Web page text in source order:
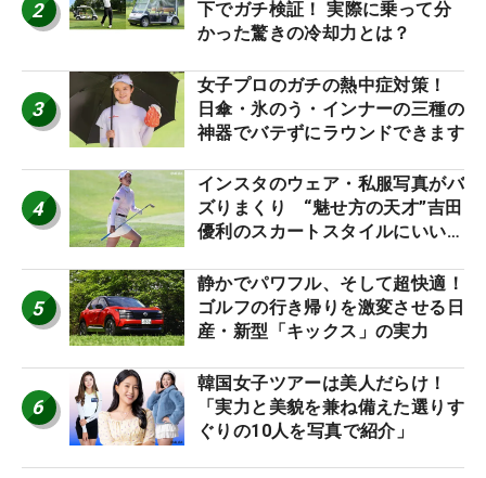
2
下でガチ検証！ 実際に乗って分
かった驚きの冷却力とは？
3
女子プロのガチの熱中症対策！
日傘・氷のう・インナーの三種の
神器でバテずにラウンドできます
4
インスタのウェア・私服写真がバ
ズりまくり “魅せ方の天才”吉田
優利のスカートスタイルにいい
5
静かでパワフル、そして超快適！
ゴルフの行き帰りを激変させる日
産・新型「キックス」の実力
6
韓国女子ツアーは美人だらけ！
「実力と美貌を兼ね備えた選りす
ぐりの10人を写真で紹介」